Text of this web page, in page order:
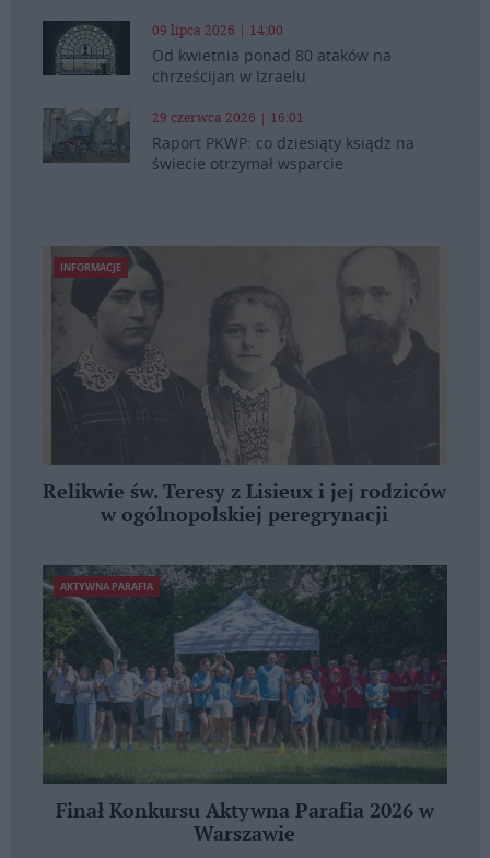
09 lipca 2026 | 14:00
Od kwietnia ponad 80 ataków na
chrześcijan w Izraelu
29 czerwca 2026 | 16:01
Raport PKWP: co dziesiąty ksiądz na
świecie otrzymał wsparcie
INFORMACJE
Relikwie św. Teresy z Lisieux i jej rodziców
w ogólnopolskiej peregrynacji
AKTYWNA PARAFIA
Finał Konkursu Aktywna Parafia 2026 w
Warszawie